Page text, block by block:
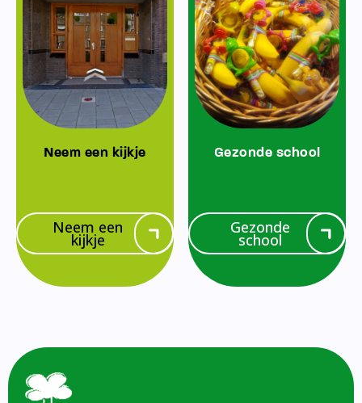
Neem een kijkje
Neem een
kijkje
Gezonde school
Gezonde
school